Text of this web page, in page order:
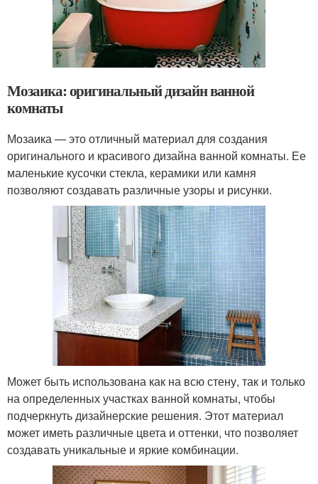
Мозаика: оригинальный дизайн ванной
комнаты
Мозаика — это отличный материал для создания
оригинального и красивого дизайна ванной комнаты. Ее
маленькие кусочки стекла, керамики или камня
позволяют создавать различные узоры и рисунки.
Может быть использована как на всю стену, так и только
на определенных участках ванной комнаты, чтобы
подчеркнуть дизайнерские решения. Этот материал
может иметь различные цвета и оттенки, что позволяет
создавать уникальные и яркие комбинации.